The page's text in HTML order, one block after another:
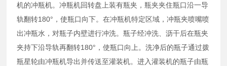
机的冲瓶机。冲瓶机回转盘上装有瓶夹，瓶夹夹住瓶口沿一导
轨翻转180°，使瓶口向下。在冲瓶机特定区域，冲瓶夹喷嘴喷
出冲瓶水，对瓶子内壁进行冲洗。瓶子经冲洗、沥干后在瓶夹
夹持下沿导轨再翻转180°，使瓶口向上。洗净后的瓶子通过拨
瓶星轮由冲瓶机导出并传送至灌装机。进入灌装机的瓶子由瓶